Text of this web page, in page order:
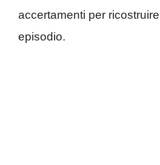
accertamenti per
episodio.